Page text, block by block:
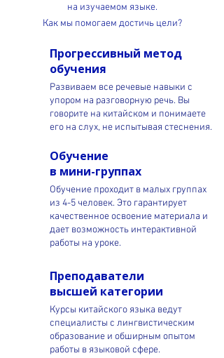
на изучаемом языке.
Как мы помогаем достичь цели?
Прогрессивный метод
обучения
Развиваем все речевые навыки с
упором на разговорную речь. Вы
говорите на китайском и понимаете
его на слух, не испытывая стеснения.
Обучение
в мини-группах
Обучение проходит в малых группах
из 4-5 человек. Это гарантирует
качественное освоение материала и
дает возможность интерактивной
работы на уроке.
Преподаватели
высшей категории
Курсы китайского языка ведут
специалисты с лингвистическим
образование и обширным опытом
работы в языковой сфере.